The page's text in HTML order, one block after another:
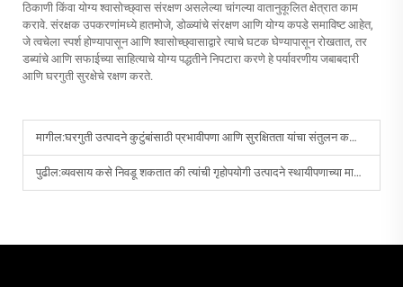
ठिकाणी किंवा योग्य श्वासोच्छ्वास संरक्षण असलेल्या चांगल्या वातानुकूलित क्षेत्रात काम
करावे. संरक्षक उपकरणांमध्ये हातमोजे, डोळ्यांचे संरक्षण आणि योग्य कपडे समाविष्ट आहेत,
जे त्वचेला स्पर्श होण्यापासून आणि श्वासोच्छ्वासाद्वारे त्याचे घटक घेण्यापासून रोखतात, तर
डब्यांचे आणि सफाईच्या साहित्याचे योग्य पद्धतीने निपटारा करणे हे पर्यावरणीय जबाबदारी
आणि घरगुती सुरक्षेचे रक्षण करते.
मागील:घरगुती उत्पादने कुटुंबांसाठी प्रभावीपणा आणि सुरक्षितता यांचा संतुलन कसा साधतात?
पुढील:व्यवसाय कसे निवडू शकतात की त्यांची गृहोपयोगी उत्पादने स्थायीपणाच्या मानकांना अनुसरतात?